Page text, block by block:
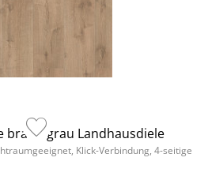
braun grau Landhausdiele
Klick-Verbindung, 4-seitige